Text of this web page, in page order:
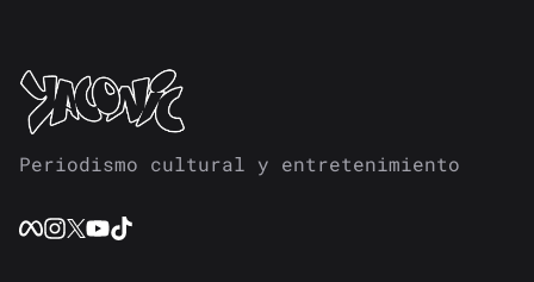
Periodismo cultural y entretenimiento